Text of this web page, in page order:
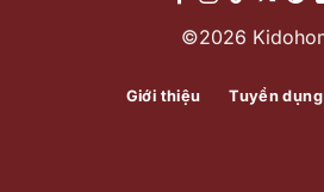
©2026
Giới thiệu Tuyển dụng